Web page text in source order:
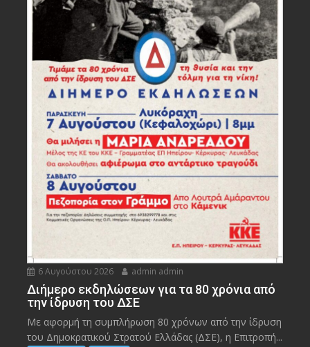
6 Αυγούστου 2026 admin admin
Διήμερο εκδηλώσεων για τα 80 χρόνια από
την ίδρυση του ΔΣΕ
Με αφορμή τη συμπλήρωση 80 χρόνων από την ίδρυση
του Δημοκρατικού Στρατού Ελλάδας (ΔΣΕ), η Επιτροπή...